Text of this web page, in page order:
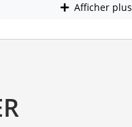
Afficher plus